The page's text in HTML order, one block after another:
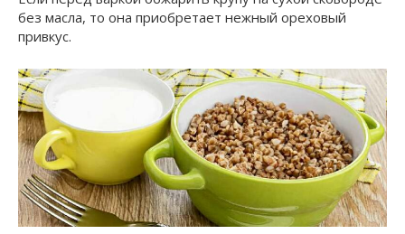
без масла, то она приобретает нежный ореховый
привкус.